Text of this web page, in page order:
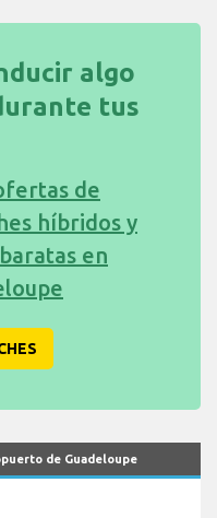
algo
tus
de
híbridos y
en
de Guadeloupe